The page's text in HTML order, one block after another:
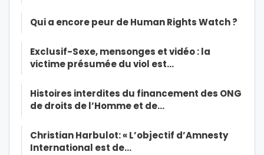
Qui a encore peur de Human Rights Watch ?
Exclusif-Sexe, mensonges et vidéo : la
victime présumée du viol est…
Histoires interdites du financement des ONG
de droits de l’Homme et de…
Christian Harbulot: « L’objectif d’Amnesty
International est de…